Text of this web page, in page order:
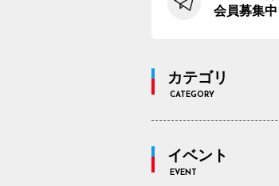
会員募集中
カテゴリ
CATEGORY
イベント
EVENT